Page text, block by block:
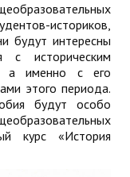
историков,
будут интересны
с историческим
а именно с его
этого периода.
будут особо
курс «История